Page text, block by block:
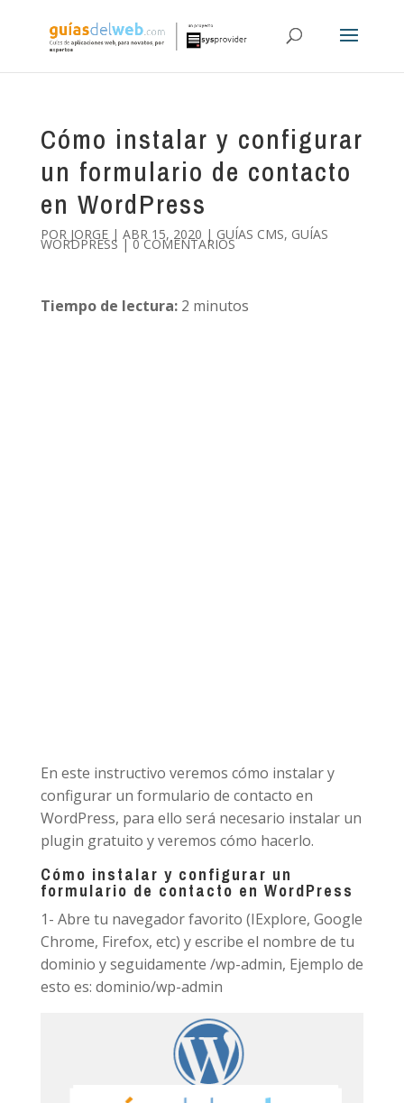
Cómo instalar y configurar
un formulario de contacto
en WordPress
POR JORGE| ABR 15, 2020 | GUÍAS CMS, GUÍAS
WORDPRESS |0 COMENTARIOS
Tiempo de lectura: 2 minutos
En este instructivo veremos cómo instalar y
configurar un formulario de contacto en
WordPress, para ello será necesario instalar un
plugin gratuito y veremos cómo hacerlo.
Cómo instalar y configurar un
formulario de contacto en WordPress
1- Abre tu navegador favorito (IExplore, Google
Chrome, Firefox, etc) y escribe el nombre de tu
dominio y seguidamente /wp-admin, Ejemplo de
esto es: dominio/wp-admin